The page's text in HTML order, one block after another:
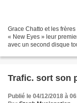
Grace Chatto et les
« New Eyes » leur
avec un second disque
Trafic. sort son
Publié le 04/12/2018 à